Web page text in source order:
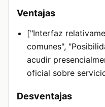
Ventajas
["Interfaz
comunes",
acudir
oficial sobre
Desventajas